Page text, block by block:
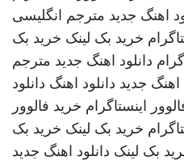
اهنگ جدید مترجم انگلیسی
خرید بک لینک خرید بک
دانلود اهنگ جدید مترجم
اهنگ جدید دانلود اهنگ دانلود
اینستاگرام خرید فالوور
خرید بک لینک خرید بک
بک لینک دانلود اهنگ جدید